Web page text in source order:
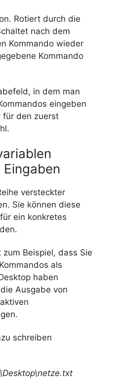
Rotiert durch die
nach dem
Kommando wieder
Kommando
in dem man
eingeben
für den zuerst
versteckter
Sie können diese
ein konkretes
zum Beispiel, dass Sie
als
haben
Ausgabe von
schreiben